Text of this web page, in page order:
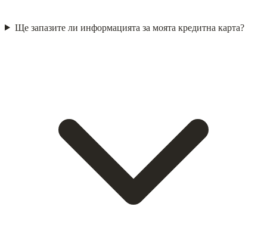
Ще запазите ли информацията за моята кредитна карта?